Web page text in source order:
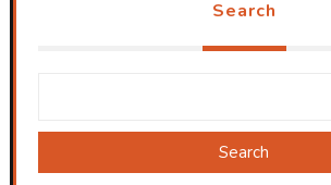
Search
Search